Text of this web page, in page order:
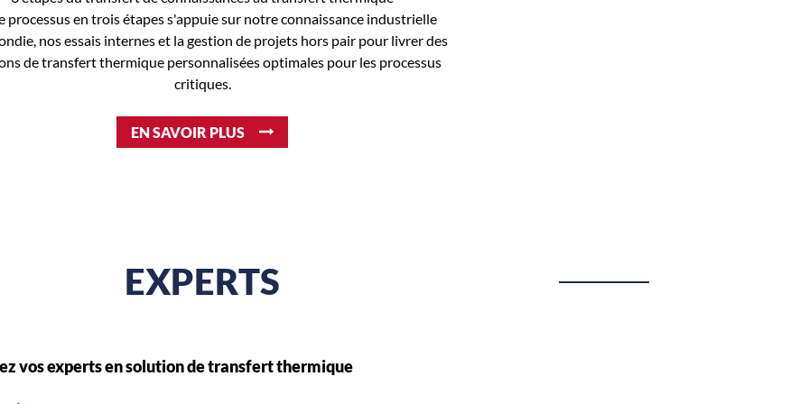
processus en trois étapes s'appuie sur notre connaissance industrielle
nos essais internes et la gestion de projets hors pair pour livrer des
de transfert thermique personnalisées optimales pour les processus
critiques.
EN SAVOIR PLUS
EXPERTS
vos experts en solution de transfert thermique